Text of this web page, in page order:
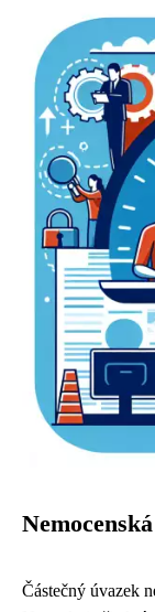
Částečný úvazek